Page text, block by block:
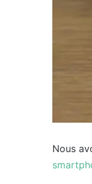
Nous